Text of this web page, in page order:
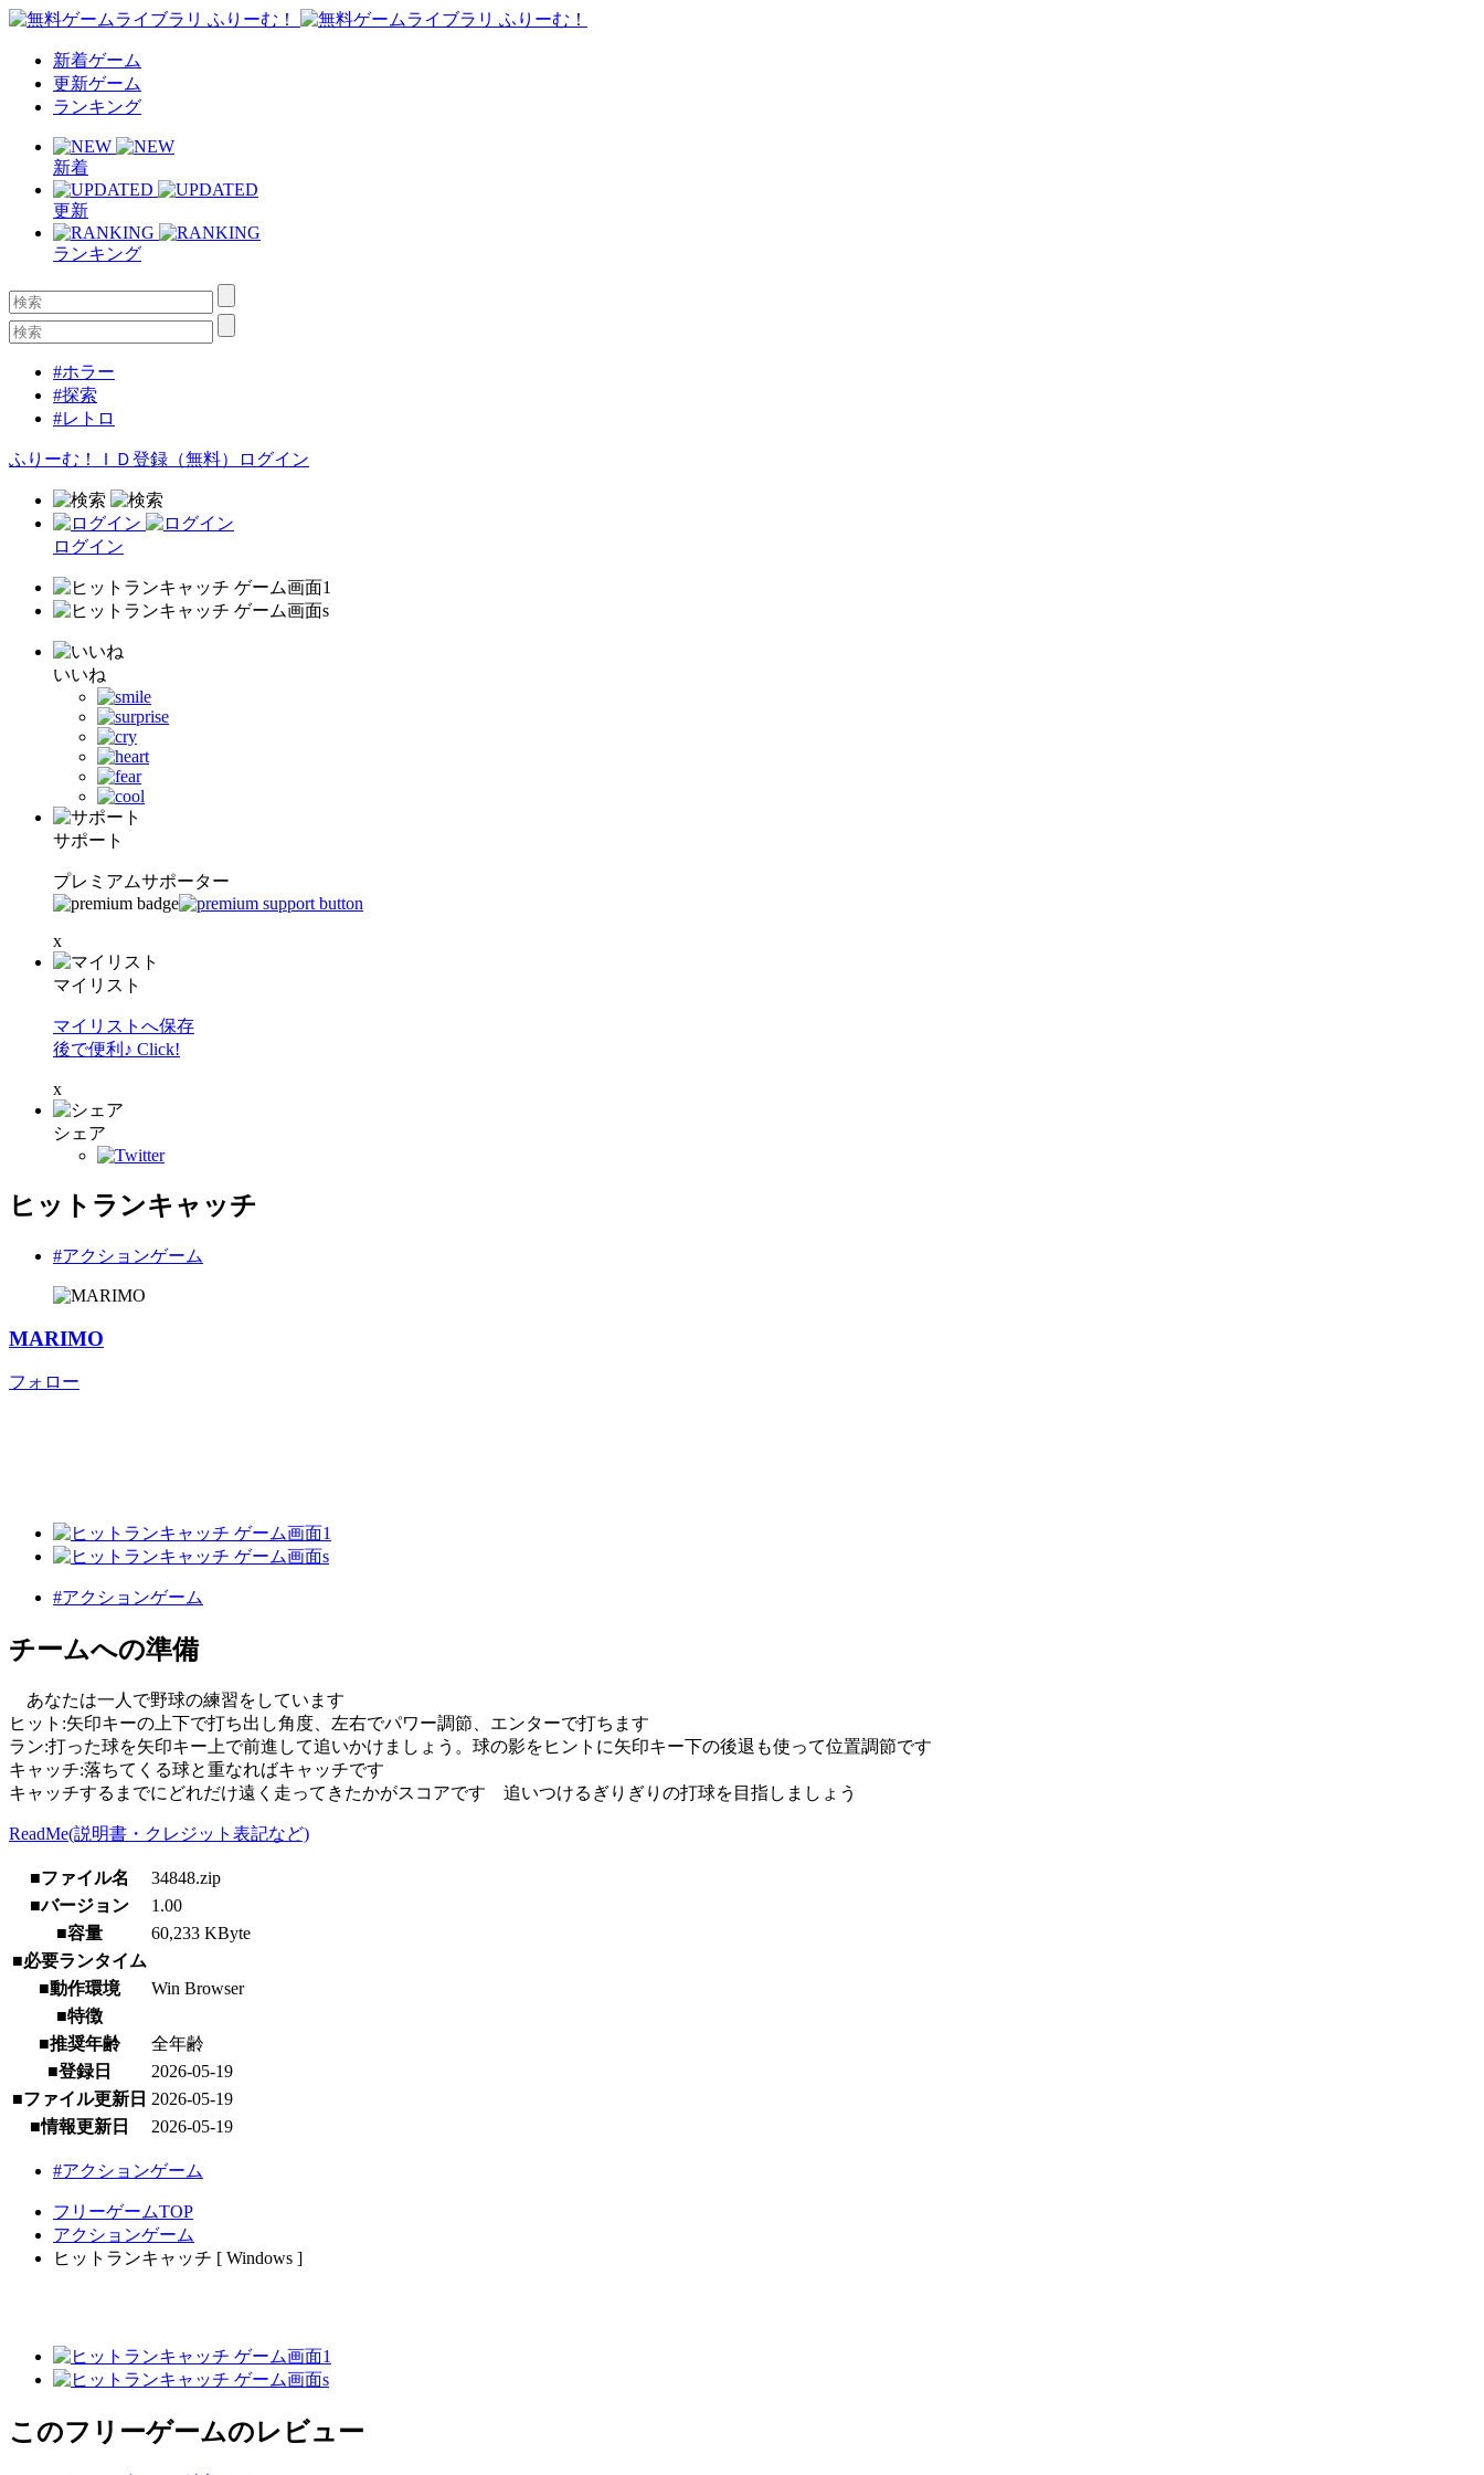
新着ゲーム
更新ゲーム
ランキング
新着
更新
ランキング
#ホラー
#探索
#レトロ
ふりーむ！ＩＤ登録（無料） ログイン
ログイン
いいね
サポート
プレミアムサポーター
x
マイリスト
マイリストへ保存
後で便利♪ Click!
x
シェア
ヒットランキャッチ
#アクションゲーム
MARIMO
フォロー
#アクションゲーム
チームへの準備
あなたは一人で野球の練習をしています
ヒット:矢印キーの上下で打ち出し角度、左右でパワー調節、エンターで打ちます
ラン:打った球を矢印キー上で前進して追いかけましょう。球の影をヒントに矢印キー下の後退も使って位置調節です
キャッチ:落ちてくる球と重なればキャッチです
キャッチするまでにどれだけ遠く走ってきたかがスコアです 追いつけるぎりぎりの打球を目指しましょう
ReadMe(説明書・クレジット表記など)
■ファイル名
34848.zip
■バージョン
1.00
■容量
60,233 KByte
■必要ランタイム
■動作環境
Win Browser
■特徴
■推奨年齢
全年齢
■登録日
2026-05-19
■ファイル更新日 2026-05-19
■情報更新日
2026-05-19
#アクションゲーム
フリーゲームTOP
アクションゲーム
ヒットランキャッチ [ Windows ]
このフリーゲームのレビュー